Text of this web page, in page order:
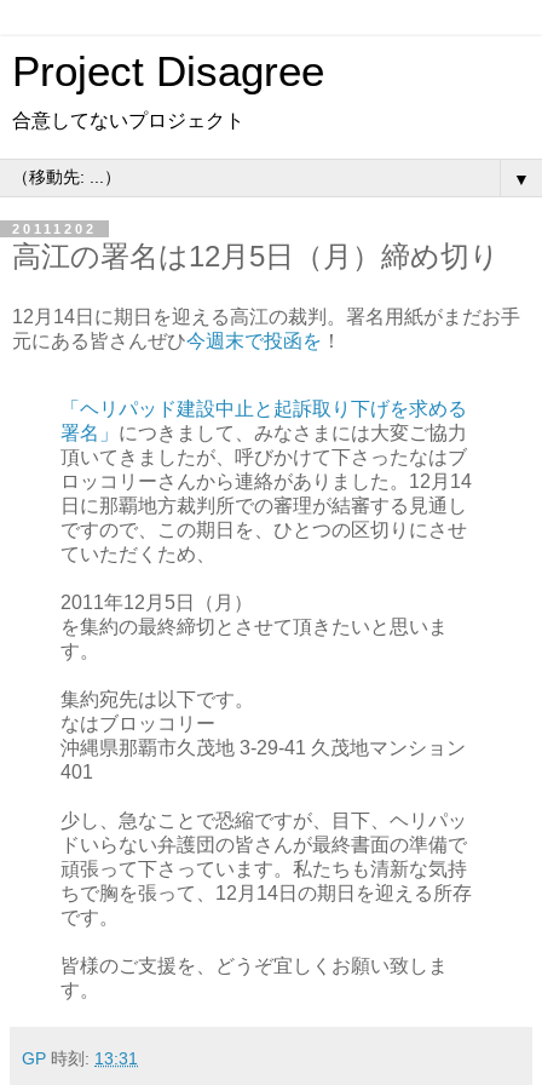
Project Disagree
合意してないプロジェクト
▼
20111202
高江の署名は12月5日（月）締め切り
12月14日に期日を迎える高江の裁判。署名用紙がまだお手
元にある皆さんぜひ今週末で投函を ！
「ヘリパッド建設中止と起訴取り下げを求める
署名」 につきまして、みなさまには大変ご協力
頂いてきましたが、呼びかけて下さったなはブ
ロッコリーさんから連絡がありました。12月14
日に那覇地方裁判所での審理が結審する見通し
ですので、この期日を、ひとつの区切りにさせ
ていただくため、
2011年12月5日（月）
を集約の最終締切とさせて頂きたいと思いま
す。
集約宛先は以下です。
なはブロッコリー
沖縄県那覇市久茂地 3-29-41 久茂地マンション
401
少し、急なことで恐縮ですが、目下、ヘリパッ
ドいらない弁護団の皆さんが最終書面の準備で
頑張って下さっています。私たちも清新な気持
ちで胸を張って、12月14日の期日を迎える所存
です。
皆様のご支援を、どうぞ宜しくお願い致しま
す。
GP 時刻: 13:31